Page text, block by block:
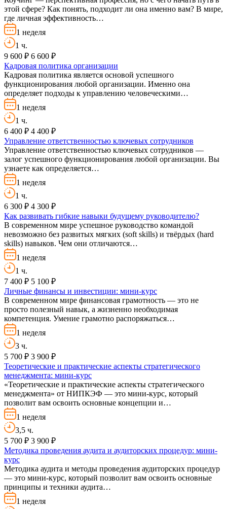
этой сфере? Как понять, подходит ли она именно вам? В мире,
где личная эффективность…
1 неделя
1 ч.
9 600 ₽ 6 600 ₽
Кадровая политика организации
Кадровая политика является основой успешного
функционирования любой организации. Именно она
определяет подходы к управлению человеческими…
1 неделя
1 ч.
6 400 ₽ 4 400 ₽
Управление ответственностью ключевых сотрудников
Управление ответственностью ключевых сотрудников —
залог успешного функционирования любой организации. Вы
узнаете как определяется…
1 неделя
1 ч.
6 300 ₽ 4 300 ₽
Как развивать гибкие навыки будущему руководителю?
В современном мире успешное руководство командой
невозможно без развитых мягких (soft skills) и твёрдых (hard
skills) навыков. Чем они отличаются…
1 неделя
1 ч.
7 400 ₽ 5 100 ₽
Личные финансы и инвестиции: мини-курс
В современном мире финансовая грамотность — это не
просто полезный навык, а жизненно необходимая
компетенция. Умение грамотно распоряжаться…
1 неделя
3 ч.
5 700 ₽ 3 900 ₽
Теоретические и практические аспекты стратегического
менеджмента: мини-курс
«Теоретические и практические аспекты стратегического
менеджмента» от НИПКЭФ — это мини-курс, который
позволит вам освоить основные концепции и…
1 неделя
3,5 ч.
5 700 ₽ 3 900 ₽
Методика проведения аудита и аудиторских процедур: мини-
курс
Методика аудита и методы проведения аудиторских процедур
— это мини-курс, который позволит вам освоить основные
принципы и техники аудита…
1 неделя